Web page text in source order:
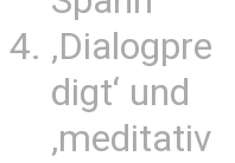
‚Dialogpre
digt‘ und
‚meditativ